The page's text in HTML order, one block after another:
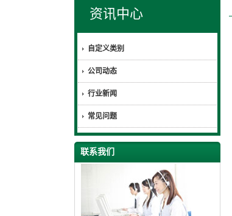
资讯中心
自定义类别
公司动态
行业新闻
常见问题
联系我们